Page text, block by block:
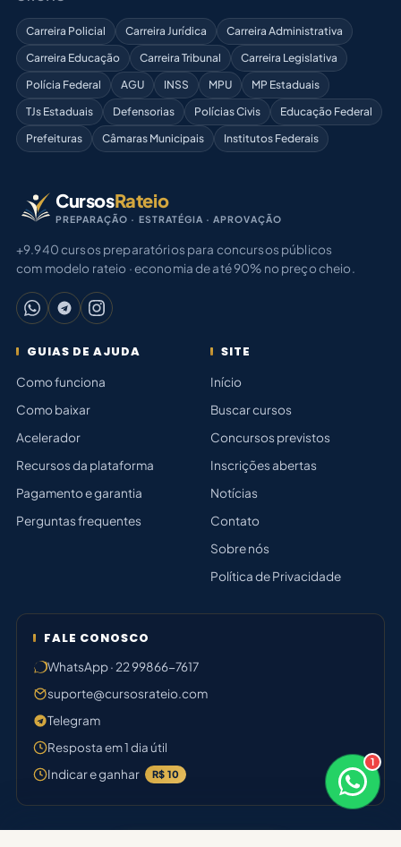
×
Bom dia! Sou o Júlia 🤝
1
Carreira Policial Carreira Jurídica
Carreira Administrativa
Carreira Educação
Carreira Tribunal
Carreira Legislativa
Polícia Federal
AGU INSS MPU
MP Estaduais
TJs Estaduais
Defensorias Polícias Civis
Educação Federal
Prefeituras
Câmaras Municipais Institutos Federais
CursosRateio
PREPARAÇÃO · ESTRATÉGIA · APROVAÇÃO
+9.940 cursos preparatórios para concursos públicos
com modelo rateio · economia de até 90% no preço cheio.
GUIAS DE AJUDA
Como funciona
Como baixar
Acelerador
Recursos da plataforma
Pagamento e garantia
Perguntas frequentes
SITE
Início
Buscar cursos
Concursos previstos
Inscrições abertas
Notícias
Contato
Sobre nós
Política de Privacidade
FALE CONOSCO
WhatsApp · 22 99866-7617
suporte@cursosrateio.com
Telegram
Resposta em 1 dia útil
Indicar e ganhar
R$ 10